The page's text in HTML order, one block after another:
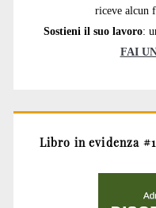
riceve alcun
Sostieni il suo lavoro:
FAI
Libro in evidenza #1